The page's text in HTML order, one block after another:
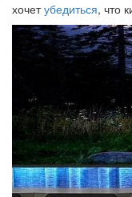
хочетубедиться, что